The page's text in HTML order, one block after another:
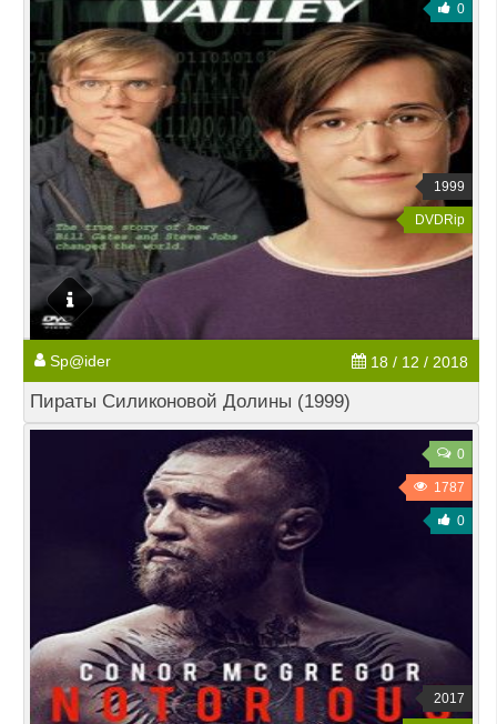
0
1999
DVDRip
Sp@ider 18 / 12 / 2018
Пираты Силиконовой Долины (1999)
0
1787
0
2017